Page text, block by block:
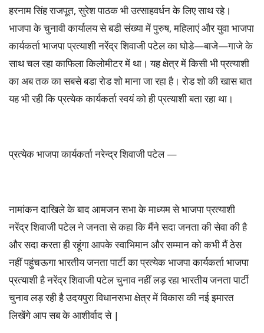
हरनाम सिंह राजपूत, सुरेश पाठक भी उत्साहवर्धन के लिए साथ रहे।
भाजपा के चुनावी कार्यालय से बडी संख्या में पुरुष, महिलाएं और युवा भाजपा
कार्यकर्ता भाजपा प्रत्याशी नरेंद्र शिवाजी पटेल का घोडे—बाजे—गाजे के
साथ चल रहा काफिला किलोमीटर में था। यह क्षेत्र में किसी भी प्रत्याशी
का अब तक का सबसे बडा रोड शो माना जा रहा है। रोड शो की खास बात
यह भी रही कि प्रत्येक कार्यकर्ता स्वयं को ही प्रत्याशी बता रहा था।
प्रत्येक भाजपा कार्यकर्ता नरेन्द्र शिवाजी पटेल —
नामांकन दाखिले के बाद आमजन सभा के माध्यम से भाजपा प्रत्याशी
नरेंद्र शिवाजी पटेल ने जनता से कहा कि मैंने सदा जनता की सेवा की है
और सदा करता ही रहूंगा आपके स्वाभिमान और सम्मान को कभी मैं ठेस
नहीं पहुंचऊगा भारतीय जनता पार्टी का प्रत्येक भाजपा कार्यकर्ता भाजपा
प्रत्याशी है नरेंद्र शिवाजी पटेल चुनाव नहीं लड़ रहा भारतीय जनता पार्टी
चुनाव लड़ रही है उदयपुरा विधानसभा क्षेत्र में विकास की नई इमारत
लिखेंगे आप सब के आशीर्वाद से |